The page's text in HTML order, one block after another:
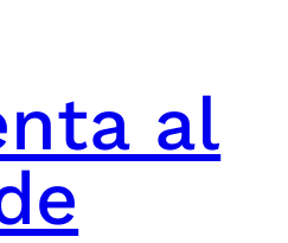
al